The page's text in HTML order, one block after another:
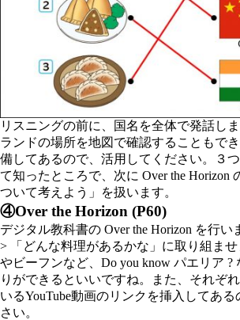
リスニングの前に、国名を全体で発話し
ランドの場所を地図で確認することもで
備してあるので、活用してください。３
て知ったところで、次に Over the Horizon
ついて考えよう」を扱います。
④Over the Horizon (P60)
デジタル教科書の Over the Horizon を行い
>
「どんな料理があるかな」に取り組ま
やビーフンなど、 Do you know パエリア ?
りができるといいですね。また、それぞ
いるYouTube動画のリンクを挿入してあ
さい。